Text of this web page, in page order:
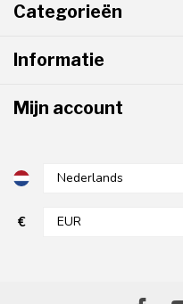
Categorieën
Informatie
Mijn account
€